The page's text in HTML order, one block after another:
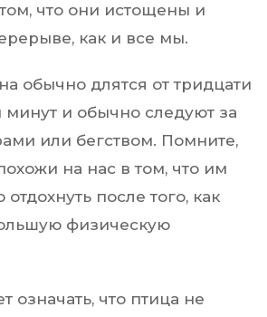
что они истощены и
как и все мы.
обычно длятся от тридцати
минут и обычно следуют за
или бегством. Помните,
на нас в том, что им
после того, как
физическую
означать, что птица не